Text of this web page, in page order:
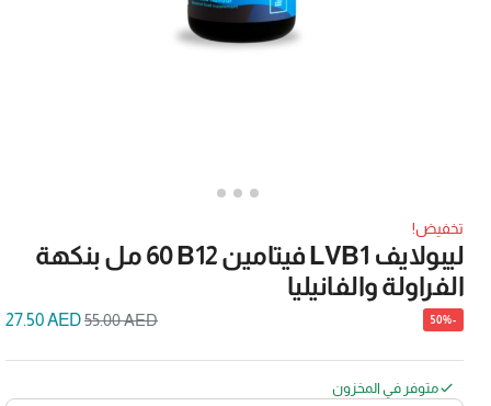
تخفيض!
ليبولايف LVB1 فيتامين B12 ‏60 مل بنكهة
الفراولة والفانيليا
55.00AED
27.50AED -50%
متوفر في المخزون